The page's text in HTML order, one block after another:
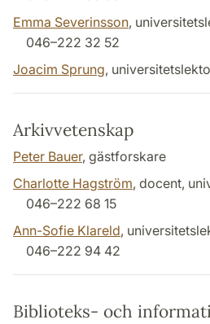
Emma Severinsson,
046–222 32 52
Joacim Sprung,
Arkivvetenskap
Peter Bauer, gästforskare
Charlotte Hagström, docent,
046–222 68 15
Ann-Sofie Klareld,
046–222 94 42
Biblioteks- och